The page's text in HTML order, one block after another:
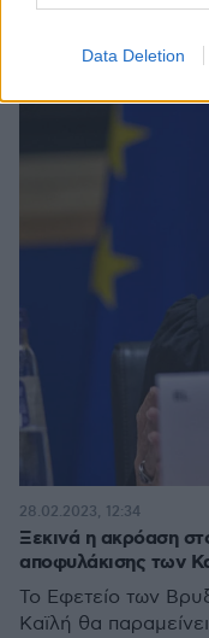
Data Deletion
Ξεκινά η ακρόαση
αποφυλάκισης των
Το Εφετείο των
Καϊλή θα
28.02.2023, 12:34